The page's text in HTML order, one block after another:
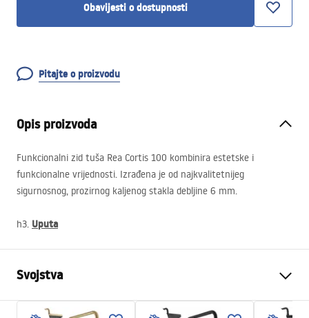
Obavijesti o dostupnosti
Pitajte o proizvodu
Opis proizvoda
Funkcionalni zid tuša Rea Cortis 100 kombinira estetske i
funkcionalne vrijednosti. Izrađena je od najkvalitetnijeg
sigurnosnog, prozirnog kaljenog stakla debljine 6 mm.
h3. Uputa
Svojstva
Dimenzije (vrata x fiksna
100